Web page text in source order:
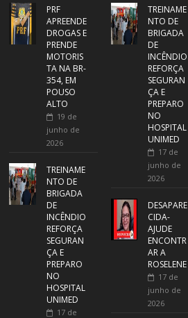
PRF
APREENDE
DROGAS E
PRENDE
MOTORIS
TA NA BR-
354, EM
POUSO
ALTO
19 de
junho de
2026
TREINAME
NTO DE
BRIGADA
DE
INCÊNDIO
REFORÇA
SEGURAN
ÇA E
PREPARO
NO
HOSPITAL
UNIMED
17 de
TREINAME
NTO DE
BRIGADA
DE
INCÊNDIO
REFORÇA
SEGURAN
ÇA E
PREPARO
NO
HOSPITAL
UNIMED
17 de
junho de
2026
DESAPARE
CIDA-
AJUDE
ENCONTR
AR A
ROSELENE
17 de
junho de
2026